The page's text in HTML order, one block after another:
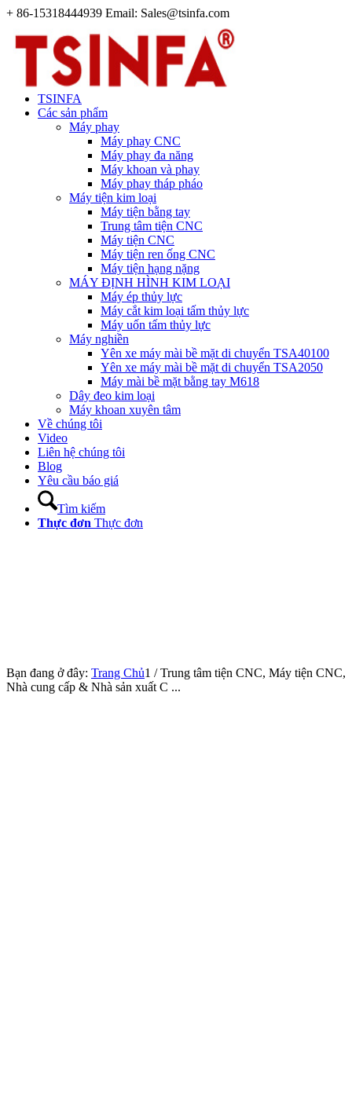
+ 86-15318444939 Email: Sales@tsinfa.com
TSINFA
Các sản phẩm
Máy phay
Máy phay CNC
Máy phay đa năng
Máy khoan và phay
Máy phay tháp pháo
Máy tiện kim loại
Máy tiện bằng tay
Trung tâm tiện CNC
Máy tiện CNC
Máy tiện ren ống CNC
Máy tiện hạng nặng
MÁY ĐỊNH HÌNH KIM LOẠI
Máy ép thủy lực
Máy cắt kim loại tấm thủy lực
Máy uốn tấm thủy lực
Máy nghiền
Yên xe máy mài bề mặt di chuyển TSA40100
Yên xe máy mài bề mặt di chuyển TSA2050
Máy mài bề mặt bằng tay M618
Dây đeo kim loại
Máy khoan xuyên tâm
Về chúng tôi
Video
Liên hệ chúng tôi
Blog
Yêu cầu báo giá
Tìm kiếm
Thực đơn Thực đơn
Bạn đang ở đây: Trang Chủ1 / Trung tâm tiện CNC, Máy tiện CNC,
Nhà cung cấp & Nhà sản xuất C ...